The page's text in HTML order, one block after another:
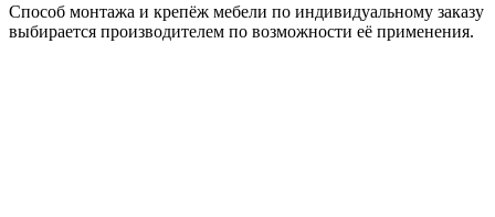
Способ монтажа и крепёж мебели по индивидуальному заказу
выбирается производителем по возможности её применения.